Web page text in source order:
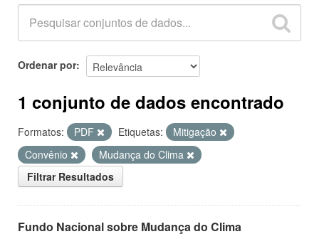
Ordenar por
1 conjunto de dados encontrado
Formatos: PDF Etiquetas:
Mitigação
Convênio
Mudança do Clima
Filtrar Resultados
Fundo Nacional sobre Mudança do Clima